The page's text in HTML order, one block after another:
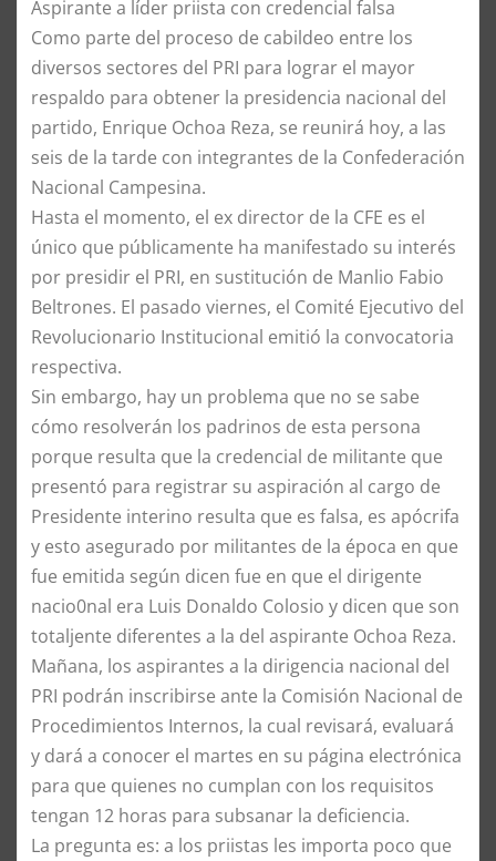
Aspirante a líder priista con credencial falsa
Como parte del proceso de cabildeo entre los
diversos sectores del PRI para lograr el mayor
respaldo para obtener la presidencia nacional del
partido, Enrique Ochoa Reza, se reunirá hoy, a las
seis de la tarde con integrantes de la Confederación
Nacional Campesina.
Hasta el momento, el ex director de la CFE es el
único que públicamente ha manifestado su interés
por presidir el PRI, en sustitución de Manlio Fabio
Beltrones. El pasado viernes, el Comité Ejecutivo del
Revolucionario Institucional emitió la convocatoria
respectiva.
Sin embargo, hay un problema que no se sabe
cómo resolverán los padrinos de esta persona
porque resulta que la credencial de militante que
presentó para registrar su aspiración al cargo de
Presidente interino resulta que es falsa, es apócrifa
y esto asegurado por militantes de la época en que
fue emitida según dicen fue en que el dirigente
nacio0nal era Luis Donaldo Colosio y dicen que son
totaljente diferentes a la del aspirante Ochoa Reza.
Mañana, los aspirantes a la dirigencia nacional del
PRI podrán inscribirse ante la Comisión Nacional de
Procedimientos Internos, la cual revisará, evaluará
y dará a conocer el martes en su página electrónica
para que quienes no cumplan con los requisitos
tengan 12 horas para subsanar la deficiencia.
La pregunta es: a los priistas les importa poco que